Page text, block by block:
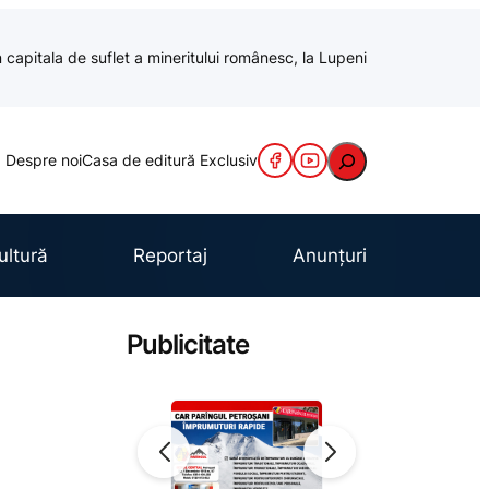
de suflet a mineritului românesc, la Lupeni
Despre noiCasa de editură Exclusiv Caută
Reportaj Anunțuri
Publicitate